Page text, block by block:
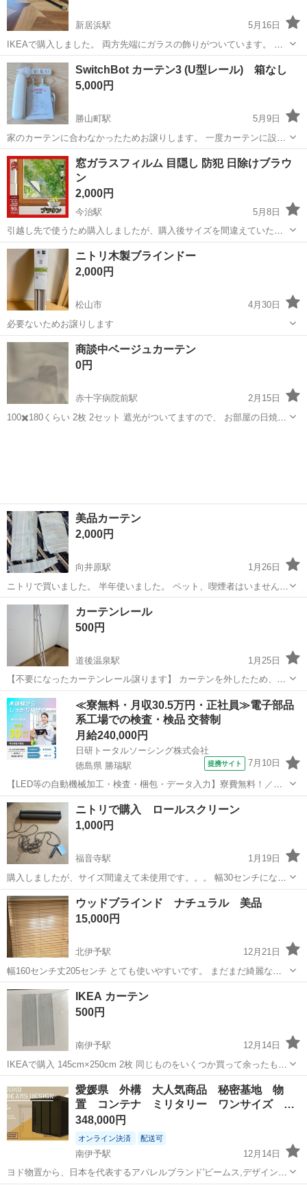
新居浜駅
5月16日
IKEAで購入しました。 両方先端にガラスの飾りがついています。 長
さ調整可能 最大400cm‪‪ 最小220cm になります。 取り付け部品あり よ
ろしくお願い致します。 取引場所 西条市大町 5月24日まで！
愛媛 新居浜市 カーテン、ブラインド
カーテンレール
SwitchBot カーテン3 (U型レール) 箱なし
5,000円
勝山町駅
5月9日
家のカーテンに合わなかったためお譲りします。 一度カーテンに設置
しようとしましたが、合わずに使ってないので実質未使用です。 箱は
ありません。 猫を飼っています。 また、自宅保管ですので神経質な方
はご遠慮ください。 松山市内...
愛媛 松山市 勝山町駅 カーテン、ブラインド Switch
窓ガラスフィルム 目隠し 防犯 日除けブラウ
ン
2,000円
今治駅
5月8日
引越し先で使うため購入しましたが、購入後サイズを間違えていた事
に気づいたので、未開封のまま保管していました。 片付けたいので出
品します。 以下、購入店の商品説明文です。 初心者でもOK！住宅・
店舗窓用断熱フィルムです。...
愛媛 今治市 今治駅 カーテン、ブラインド
ニトリ木製ブラインドー
2,000円
松山市
4月30日
必要ないためお譲りします
愛媛 松山市 カーテン、ブラインド
商談中ベージュカーテン
0円
赤十字病院前駅
2月15日
100✖️180くらい 2枚 2セット 遮光がついてますので、 お部屋の日焼け
美品カーテン
2,000円
向井原駅
1月26日
ニトリで買いました。 半年使いました。 ペット、喫煙者はいません。
幅100センチ 長さ180センチ です。 一枚目の写真が全てです。 綺麗な
水色？です^ ^
愛媛 伊予市
カーテンレール
500円
道後温泉駅
1月25日
【不要になったカーテンレール譲ります】 カーテンを外したため、カ
ーテンレールが不要になりました。 まだ使える状態です✨ ・使用して
いたものになります ・細かいキズや使用感はあります 自宅まで取りに
来ていただける方だと...
愛媛 松山市 道後温泉駅 カーテン、ブラインド
カーテンレール
≪寮無料・月収30.5万円・正社員≫電子部品
系工場での検査・検品 交替制
月給240,000円
日研トータルソーシング株式会社
徳島県 勝瑞駅
提携サイト 7月10日
【LED等の自動機械加工・検査・梱包・データ入力】寮費無料！／年
間休日は130日以上／未経験OK！ お仕事について スマートフォンやパ
ソコン、車などに使われるLED等の電子部品の製造とそれに付帯する
作業になります。①部品を...
徳島 鳴門市 勝瑞駅 その他
ニトリで購入 ロールスクリーン
1,000円
福音寺駅
1月19日
購入しましたが、サイズ間違えて未使用です。。。 幅30センチになり
ます。
愛媛 松山市 福音寺駅 カーテン、ブラインド
ロールスクリーン
ウッドブラインド ナチュラル 美品
15,000円
北伊予駅
12月21日
幅160センチ丈205センチ とても使いやすいです。 まだまだ綺麗な状
態です。 定価40000
愛媛 伊予郡
ブラインド
IKEA カーテン
500円
南伊予駅
12月14日
IKEAで購入 145cm×250cm 2枚 同じものをいくつか買って余ったもの
です 透け感は5枚目の写真を参考にしてください 同じものです 出品の
ものは未使用未開封です 自宅保管してたものなので 神経質な方はご遠
慮ください
伊予郡 南伊予駅 カーテン、ブラインド IKEA
愛媛県 外構 大人気商品 秘密基地 物
置 コンテナ ミリタリー ワンサイズ
ヨ…
348,000円
オンライン決済 配送可
南伊予駅
12月14日
ヨド物置から、日本を代表するアパレルブランド'ビームス,デザインの